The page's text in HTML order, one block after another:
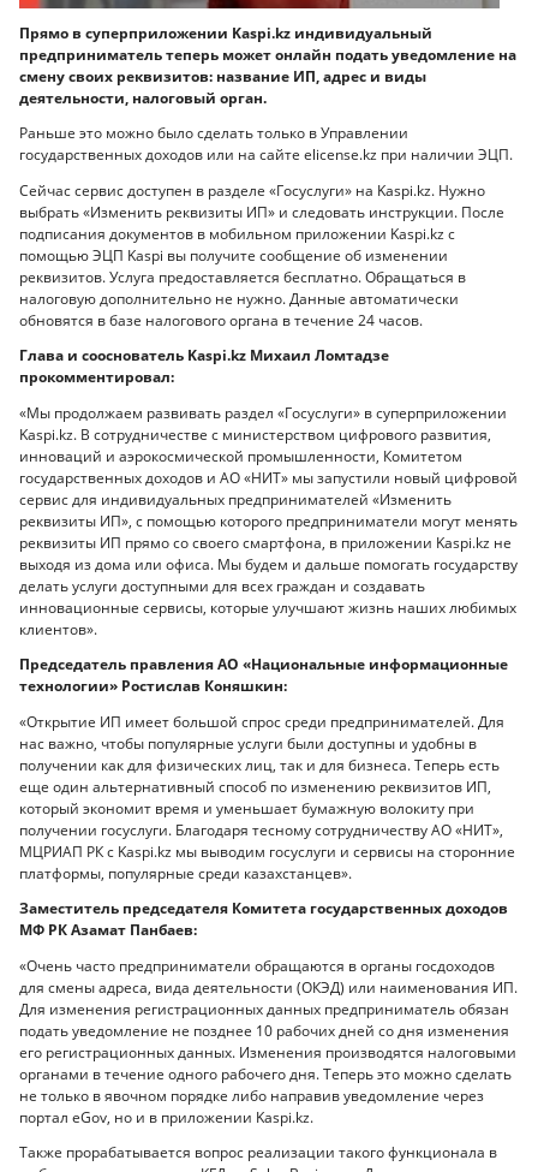
Прямо в суперприложении Kaspi.kz индивидуальный
предприниматель теперь может онлайн подать уведомление на
смену своих реквизитов: название ИП, адрес и виды
деятельности, налоговый орган.
Раньше это можно было сделать только в Управлении
государственных доходов или на сайте elicense.kz при наличии ЭЦП.
Сейчас сервис доступен в разделе «Госуслуги» на Kaspi.kz. Нужно
выбрать «Изменить реквизиты ИП» и следовать инструкции. После
подписания документов в мобильном приложении Kaspi.kz с
помощью ЭЦП Kaspi вы получите сообщение об изменении
реквизитов. Услуга предоставляется бесплатно. Обращаться в
налоговую дополнительно не нужно. Данные автоматически
обновятся в базе налогового органа в течение 24 часов.
Глава и сооснователь Kaspi.kz Михаил Ломтадзе
прокомментировал:
«Мы продолжаем развивать раздел «Госуслуги» в суперприложении
Kaspi.kz. В сотрудничестве с министерством цифрового развития,
инноваций и аэрокосмической промышленности, Комитетом
государственных доходов и АО «НИТ» мы запустили новый цифровой
сервис для индивидуальных предпринимателей «Изменить
реквизиты ИП», с помощью которого предприниматели могут менять
реквизиты ИП прямо со своего смартфона, в приложении Kaspi.kz не
выходя из дома или офиса. Мы будем и дальше помогать государству
делать услуги доступными для всех граждан и создавать
инновационные сервисы, которые улучшают жизнь наших любимых
клиентов».
Председатель правления АО «Национальные информационные
технологии» Ростислав Коняшкин:
«Открытие ИП имеет большой спрос среди предпринимателей. Для
нас важно, чтобы популярные услуги были доступны и удобны в
получении как для физических лиц, так и для бизнеса. Теперь есть
еще один альтернативный способ по изменению реквизитов ИП,
который экономит время и уменьшает бумажную волокиту при
получении госуслуги. Благодаря тесному сотрудничеству АО «НИТ»,
МЦРИАП РК с Kaspi.kz мы выводим госуслуги и сервисы на сторонние
платформы, популярные среди казахстанцев».
Заместитель председателя Комитета государственных доходов
МФ РК Азамат Панбаев:
«Очень часто предприниматели обращаются в органы госдоходов
для смены адреса, вида деятельности (ОКЭД) или наименования ИП.
Для изменения регистрационных данных предприниматель обязан
подать уведомление не позднее 10 рабочих дней со дня изменения
его регистрационных данных. Изменения производятся налоговыми
органами в течение одного рабочего дня. Теперь это можно сделать
не только в явочном порядке либо направив уведомление через
портал eGov, но и в приложении Kaspi.kz.
Также прорабатывается вопрос реализации такого функционала в